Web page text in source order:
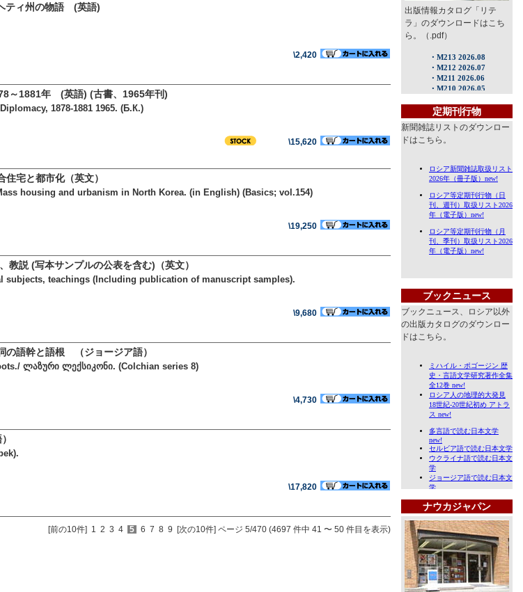
ティ州の物語 (英語)
\2,420
～1881年 (英語) (古書、1965年刊)
1878-1881 1965. (Б.К.)
\15,620
宅と都市化（英文）
housing and urbanism in North Korea. (in English) (Basics; vol.154)
\19,250
教説 (写本サンプルの公表を含む)（英文）
teachings (Including publication of manuscript samples).
\9,680
語幹と語根 （ジョージア語）
ლაზური ლექსიკონი. (Colchian series 8)
\4,730
\17,820
[前の10件] 1 2 3 4 5 6 7 8 9 [次の10件] ページ 5/470 (4697 件中 41 〜 50 件目を表示)
出版情報カタログ「リテ
ラ」のダウンロードはこち
ら。（.pdf）
定期刊行物
新聞雑誌リストのダウンロー
ドはこちら。
ブックニュース
ブックニュース、ロシア以外
の出版カタログのダウンロー
ドはこちら。
ナウカジャパン